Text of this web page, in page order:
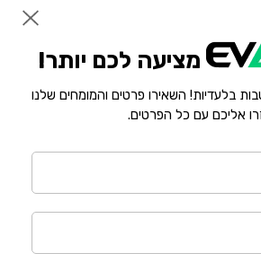
מציעה לכם יותר!
בלעדיות! השאירו פרטים והמומחים שלנו
אליכם עם כל הפרטים.